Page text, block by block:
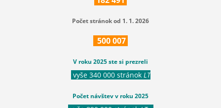
Počet stránok od 1. 1. 2026
500007
V roku 2025 ste si prezreli
vyše 340 000 stránok LT
Počet návštev v roku 2025